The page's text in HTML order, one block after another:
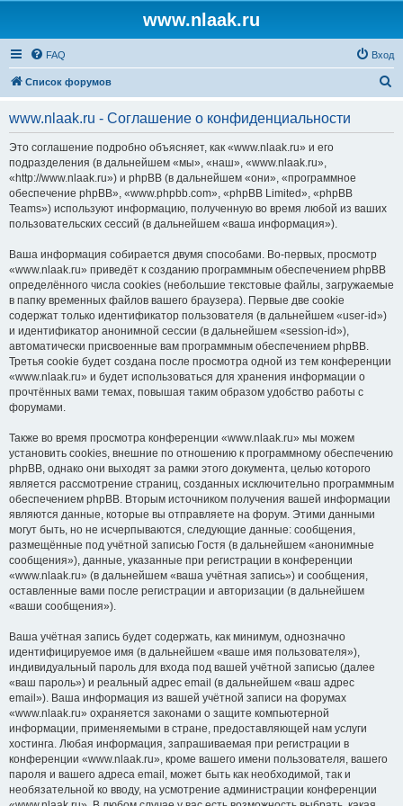
www.nlaak.ru
FAQ Вход
Список форумов
www.nlaak.ru - Соглашение о конфиденциальности
Это соглашение подробно объясняет, как «www.nlaak.ru» и его
подразделения (в дальнейшем «мы», «наш», «www.nlaak.ru»,
«http://www.nlaak.ru») и phpBB (в дальнейшем «они», «программное
обеспечение phpBB», «www.phpbb.com», «phpBB Limited», «phpBB
Teams») используют информацию, полученную во время любой из ваших
пользовательских сессий (в дальнейшем «ваша информация»).
Ваша информация собирается двумя способами. Во-первых, просмотр
«www.nlaak.ru» приведёт к созданию программным обеспечением phpBB
определённого числа cookies (небольшие текстовые файлы, загружаемые
в папку временных файлов вашего браузера). Первые две cookie
содержат только идентификатор пользователя (в дальнейшем «user-id»)
и идентификатор анонимной сессии (в дальнейшем «session-id»),
автоматически присвоенные вам программным обеспечением phpBB.
Третья cookie будет создана после просмотра одной из тем конференции
«www.nlaak.ru» и будет использоваться для хранения информации о
прочтённых вами темах, повышая таким образом удобство работы с
форумами.
Также во время просмотра конференции «www.nlaak.ru» мы можем
установить cookies, внешние по отношению к программному обеспечению
phpBB, однако они выходят за рамки этого документа, целью которого
является рассмотрение страниц, созданных исключительно программным
обеспечением phpBB. Вторым источником получения вашей информации
являются данные, которые вы отправляете на форум. Этими данными
могут быть, но не исчерпываются, следующие данные: сообщения,
размещённые под учётной записью Гостя (в дальнейшем «анонимные
сообщения»), данные, указанные при регистрации в конференции
«www.nlaak.ru» (в дальнейшем «ваша учётная запись») и сообщения,
оставленные вами после регистрации и авторизации (в дальнейшем
«ваши сообщения»).
Ваша учётная запись будет содержать, как минимум, однозначно
идентифицируемое имя (в дальнейшем «ваше имя пользователя»),
индивидуальный пароль для входа под вашей учётной записью (далее
«ваш пароль») и реальный адрес email (в дальнейшем «ваш адрес
email»). Ваша информация из вашей учётной записи на форумах
«www.nlaak.ru» охраняется законами о защите компьютерной
информации, применяемыми в стране, предоставляющей нам услуги
хостинга. Любая информация, запрашиваемая при регистрации в
конференции «www.nlaak.ru», кроме вашего имени пользователя, вашего
пароля и вашего адреса email, может быть как необходимой, так и
необязательной ко вводу, на усмотрение администрации конференции